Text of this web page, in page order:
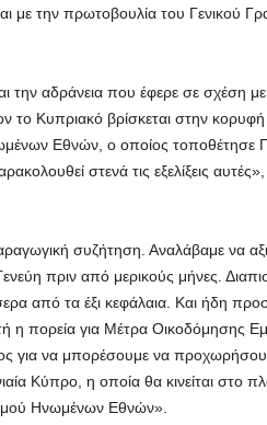
με την πρωτοβουλία του Γενικού
αδράνεια που έφερε σε σχέση με
το Κυπριακό βρίσκεται στην
Εθνών, ο οποίος τοποθέτησε
στενά τις εξελίξεις
συζήτηση. Αναλάβαμε να
πριν από μερικούς μήνες.
από τα έξι κεφάλαια. Και ήδη
η πορεία για Μέτρα Οικοδόμησης
για να μπορέσουμε να
Κύπρο, η οποία θα κινείται στο
Ηνωμένων Εθνών».